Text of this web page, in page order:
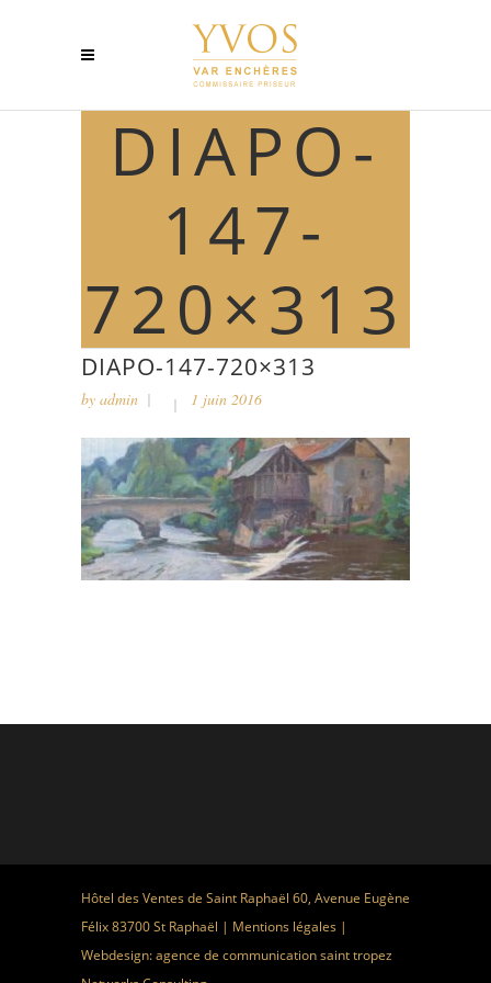
DIAPO-
147-
720×313
DIAPO-147-720×313
by admin 1 juin 2016
Hôtel des Ventes de Saint Raphaël 60, Avenue Eugène
Félix 83700 St Raphaël | Mentions légales |
Webdesign:agence de communication saint tropez